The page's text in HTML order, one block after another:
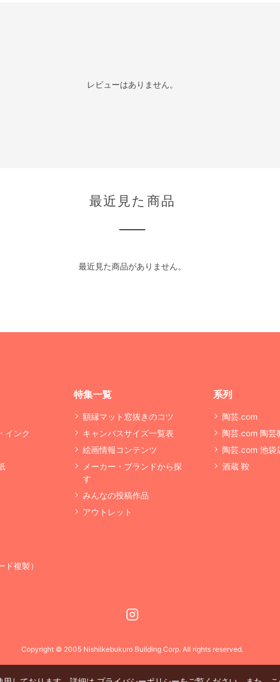
レビューはありません。
最近見た商品
最近見た商品がありません。
インク
複製）
特集一覧
額縁マット窓抜きのコツ
キャンバスサイズ一覧表
絵画情報コンテンツ
メーカー・ブランドから探
す
みんなの投稿作品
アウトレット
系列
陶芸.com
陶芸.com 陶芸
陶芸.com 池袋
酒蔵 鞍
Copyright © 2005 Nishiikebukuro Building Corp. All rights reserved.